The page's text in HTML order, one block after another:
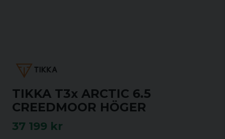
TIKKA T3x ARCTIC 6.5
CREEDMOOR HÖGER
37 199 kr